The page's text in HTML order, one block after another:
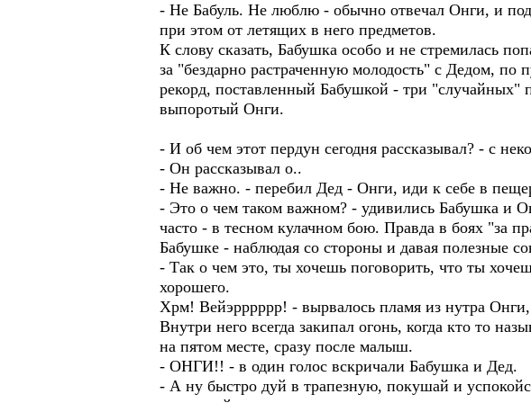
- Не Бабуль. Не люблю - обычно отвечал Онги, и
при этом от летящих в него предметов.
К слову сказать, Бабушка особо и не стремилась
за "бездарно растраченную молодость" с Дедом, по
рекорд, поставленный Бабушкой - три
выпоротый Онги.
- И об чем этот пердун сегодня рассказывал? - с
- Он рассказывал о..
- Не важно. - перебил Дед - Онги, иди к себе в
- Это о чем таком важном? - удивились Бабушка и
часто - в тесном кулачном бою. Правда в боях "за
Бабушке - наблюдая со стороны и давая полезные
- Так о чем это, ты хочешь поговорить, что ты
хорошего.
Хрм! Вейэрррррр! - вырвалось пламя из нутра
Внутри него всегда закипал огонь, когда кто то
на пятом месте, сразу после малыш.
- ОНГИ!! - в один голос вскричали Бабушка и Дед.
- А ну быстро дуй в трапезную, покушай и